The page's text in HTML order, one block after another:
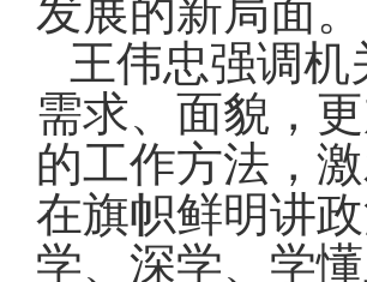
发展的新局面。
王伟忠强调
需求、面貌，
的工作方法，
在旗帜鲜明讲
学、深学、学